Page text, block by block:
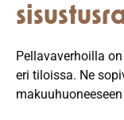
Pellavaverhoilla
eri tiloissa. Ne